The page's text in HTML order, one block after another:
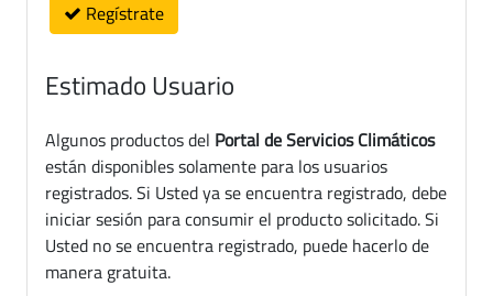
Regístrate
Estimado Usuario
Algunos productos del Portal de Servicios Climáticos
están disponibles solamente para los usuarios
registrados. Si Usted ya se encuentra registrado, debe
iniciar sesión para consumir el producto solicitado. Si
Usted no se encuentra registrado, puede hacerlo de
manera gratuita.